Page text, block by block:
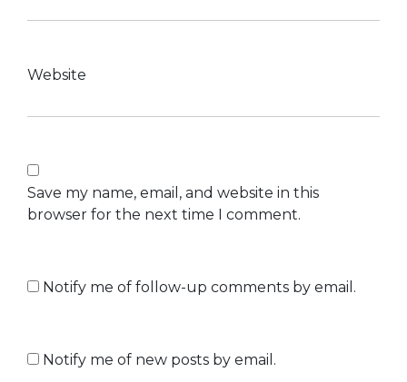
Website
Save my name, email, and website in this
browser for the next time I comment.
Notify me of follow-up comments by email.
Notify me of new posts by email.